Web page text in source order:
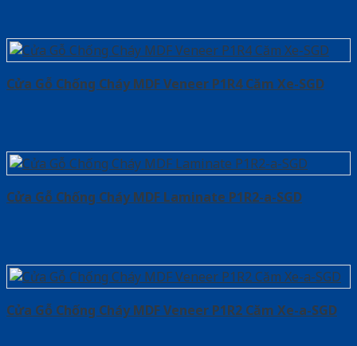
Cửa Gỗ Chống Cháy MDF Veneer P1R4 Căm Xe-SGD
Cửa Gỗ Chống Cháy MDF Laminate P1R2-a-SGD
Cửa Gỗ Chống Cháy MDF Veneer P1R2 Căm Xe-a-SGD